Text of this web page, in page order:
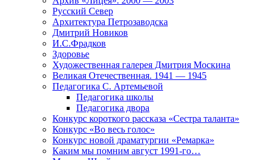
Русский Север
Архитектура Петрозаводска
Дмитрий Новиков
И.С.Фрадков
Здоровье
Художественная галерея Дмитрия Москина
Великая Отечественная. 1941 — 1945
Педагогика С. Артемьевой
Педагогика школы
Педагогика двора
Конкурс короткого рассказа «Сестра таланта»
Конкурс «Во весь голос»
Конкурс новой драматургии «Ремарка»
Каким мы помним август 1991-го…